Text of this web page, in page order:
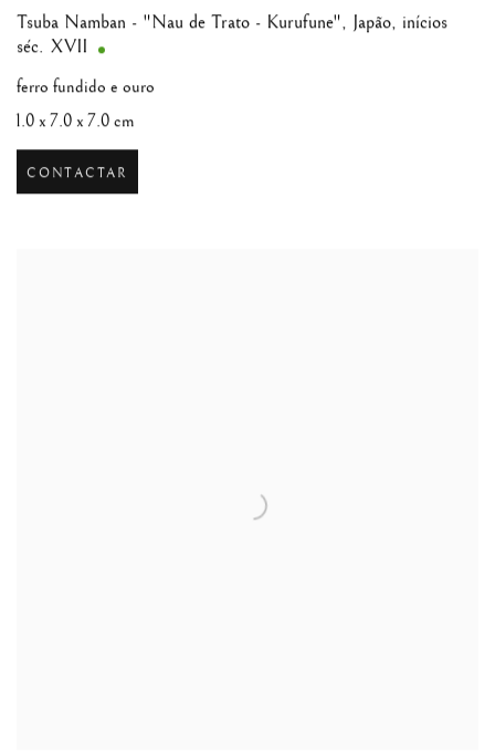
Tsuba Namban - "Nau de Trato - Kurufune", Japão, inícios
séc. XVII
ferro fundido e ouro
1.0 x 7.0 x 7.0 cm
CONTACTAR